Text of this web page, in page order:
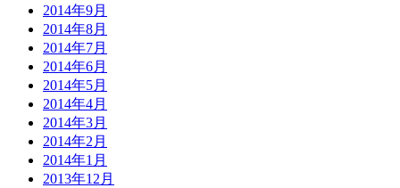
2014年9月
2014年8月
2014年7月
2014年6月
2014年5月
2014年4月
2014年3月
2014年2月
2014年1月
2013年12月